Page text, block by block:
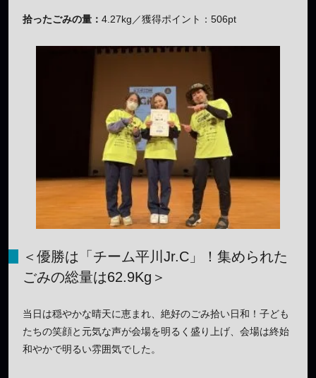
拾ったごみの量： 4.27kg／獲得ポイント：506pt
＜優勝は「チーム平川Jr.C」！集められた
ごみの総量は62.9Kg＞
当日は穏やかな晴天に恵まれ、絶好のごみ拾い日和！子ども
たちの笑顔と元気な声が会場を明るく盛り上げ、会場は終始
和やかで明るい雰囲気でした。